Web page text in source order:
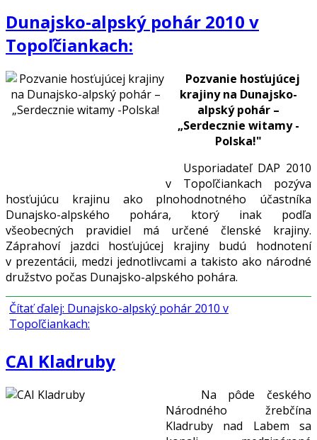
Dunajsko-alpský pohár 2010 v
Topoľčiankach:
Pozvanie hosťujúcej
krajiny na Dunajsko-
alpský pohár –
„Serdecznie witamy -
Polska!"
Usporiadateľ DAP 2010
v Topoľčiankach pozýva
hosťujúcu krajinu ako plnohodnotného účastníka
Dunajsko-alpského pohára, ktorý inak podľa
všeobecných pravidiel má určené členské krajiny.
Záprahoví jazdci hosťujúcej krajiny budú hodnotení
v prezentácii, medzi jednotlivcami a takisto ako národné
družstvo počas Dunajsko-alpského pohára.
Čítať ďalej: Dunajsko-alpský pohár 2010 v
Topoľčiankach:
CAI Kladruby
Na pôde českého
Národného žrebčína
Kladruby nad Labem sa